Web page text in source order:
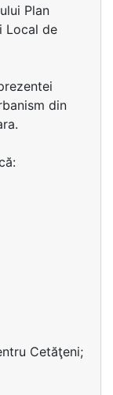
Plan
Local de
din
Cetăţeni;